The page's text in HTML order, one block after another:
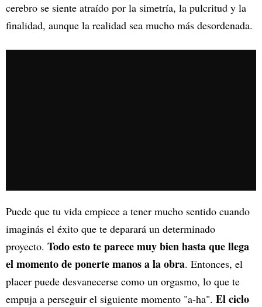
cerebro se siente atraído por la simetría, la pulcritud y la
finalidad, aunque la realidad sea mucho más desordenada.
Puede que tu vida empiece a tener mucho sentido cuando
imaginás el éxito que te deparará un determinado
proyecto. Todo esto te parece muy bien hasta que llega
el momento de ponerte manos a la obra. Entonces, el
placer puede desvanecerse como un orgasmo, lo que te
empuja a perseguir el siguiente momento "a-ha". El ciclo